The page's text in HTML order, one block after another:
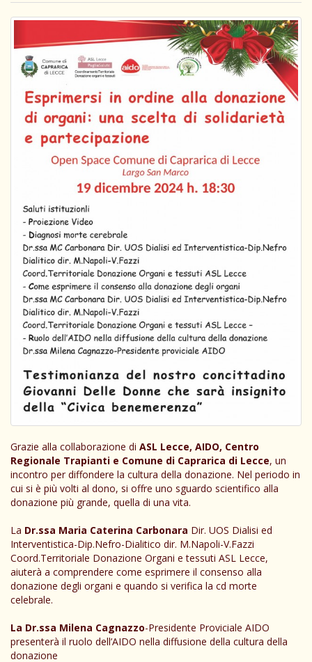
Grazie alla collaborazione di ASL Lecce, AIDO, Centro
Regionale Trapianti e Comune di Caprarica di Lecce, un
incontro per diffondere la cultura della donazione. Nel periodo in
cui si è più volti al dono, si offre uno sguardo scientifico alla
donazione più grande, quella di una vita.
La Dr.ssa Maria Caterina Carbonara Dir. UOS Dialisi ed
Interventistica-Dip.Nefro-Dialitico dir. M.Napoli-V.Fazzi
Coord.Territoriale Donazione Organi e tessuti ASL Lecce,
aiuterà a comprendere come esprimere il consenso alla
donazione degli organi e quando si verifica la cd morte
celebrale.
La Dr.ssa Milena Cagnazzo-Presidente Proviciale AIDO
presenterà il ruolo dell’AIDO nella diffusione della cultura della
donazione